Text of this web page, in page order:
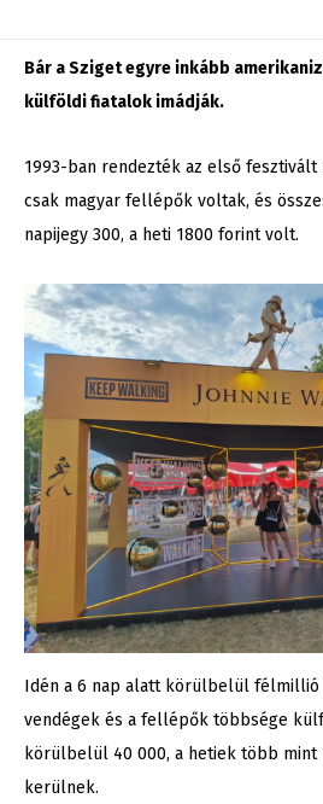
Bár a Sziget egyre inkább
külföldi fiatalok imádják.
1993-ban rendezték az első fesztivált
csak magyar fellépők voltak, és
napijegy 300, a heti 1800 forint volt.
Idén a 6 nap alatt körülbelül félmillió
vendégek és a fellépők többsége
körülbelül 40 000, a hetiek több mint
kerülnek.